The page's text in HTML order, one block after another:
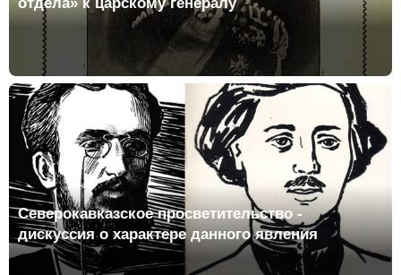
Северокавказское просветительство -
дискуссия о характере данного явления